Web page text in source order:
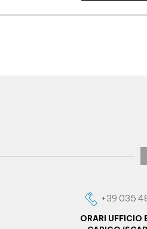
+39 035
ORARI UFFICIO